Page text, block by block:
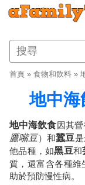
首頁 » 食物和飲料 »
地中海
地中海飲食因其
鷹嘴豆）和蠶豆
他品種，如黑豆和
質，還富含各種維
助於預防慢性病。